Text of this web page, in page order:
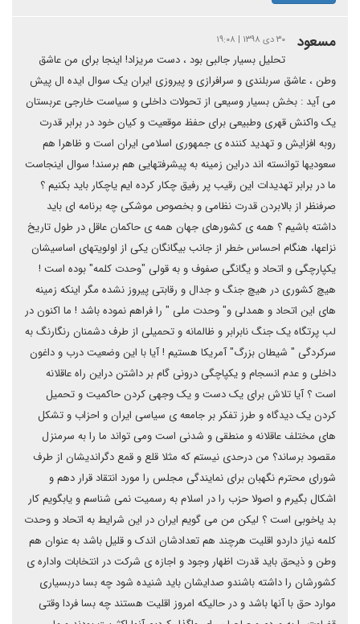
مسعود ۳۰ دی ۱۳۹۸ | ۱۹:۰۸
تحلیل بسیار جالبی بود ، دست مریزاد! اینجا برای من عاشق
وطن ، عاشق سربلندی و سرافرازی و پیروزی ایران یک سوال ایده ال پیش
می آید : بخش بسیار وسیعی از تحولات داخلی و سیاست خارجی عربستان
یک واکنش قهری وطبیعی برای حفظ موقعیت و کیان خود در برابر قدرت
روبه افزایش و تهدید کننده ی جمهوری اسلامی ایران است و ظاهرا هم
سعودیها توانسته اند دراین زمینه به پیشرفتهایی هم برسند! سوال اینجاست
ما در برابر تهدیدات این رقیب پر رفیق چکار کرده ایم یاچکار باید بکنیم ؟
صرفنظر از بالابردن قدرت نظامی و بخصوص موشکی چه برنامه ای باید
داشته باشیم ؟ همه ی کشورهای جهان همه ی حاکمان عاقل در طول تاریخ
نزاعها، هنگام احساس خطر از جانب بیگانگان یکی از اولویتهای اساسیشان
یکپارچگی و اتحاد و یگانگی صفوف و به قولی "وحدت کلمه" بوده است !
هیچ کشوری در هیچ جنگ و جدال و رقابتی پیروز نشده مگر اینکه زمینه
های این اتحاد و همدلی و" وحدت ملی " را فراهم نموده باشد ! ما اکنون در
لب پرتگاه یک جنگ نابرابر و ظالمانه و تحمیلی از طرف دشمنان رنگارنگ به
سرکردگی " شیطان بزرگ" آمریکا هستیم ! آیا با این وضعیت درب و داغون
داخلی و عدم انسجام و یکپاچگی درونی گام بر داشتن دراین راه عاقلانه
است ؟ آیا تلاش برای یک دست و یک وجهی کردن حاکمیت و تحمیل
کردن یک دیدگاه و طرز تفکر بر جامعه ی سیاسی ایران و احزاب و تشکل
های مختلف عاقلانه و منطقی و شدنی است ومی تواند ما را به سرمنزل
مقصود برساند؟ من درحدی نیستم که مثلا قلع و قمع دگراندیشان از طرف
شورای محترم نگهبان برای نمایندگی مجلس را مورد انتقاد قرار دهم و
اشکال بگیرم و اصولا حزب را در اسلام به رسمیت نمی شناسم و یابگویم کار
بد یاخوبی است ؟ لیکن من می گویم ایران در این شرایط به اتحاد و وحدت
کلمه نیاز داردو اقلیت هرچند هم تعدادشان اندک و قلیل باشد به عنوان هم
وطن و ذیحق باید قدرت اظهار وجود و اجازه ی شرکت در انتخابات واداره ی
کشورشان را داشته باشندو صدایشان باید شنیده شود چه بسا دربسیاری
موارد حق با آنها باشد و در حالیکه امروز اقلیت هستند چه بسا فردا وقتی